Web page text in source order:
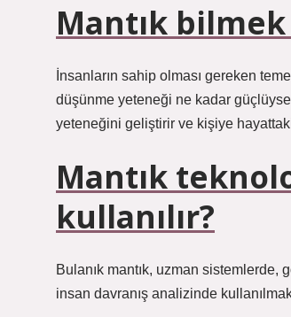
Mantık
İnsanların sahip olması gereken
düşünme yeteneği ne kadar
yeteneğini geliştirir ve kişiye
Mantık
kullanılır?
Bulanık mantık, uzman sistemlerde,
insan davranış analizinde